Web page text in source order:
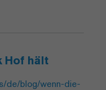
Hof hält
de/blog/wenn-die-